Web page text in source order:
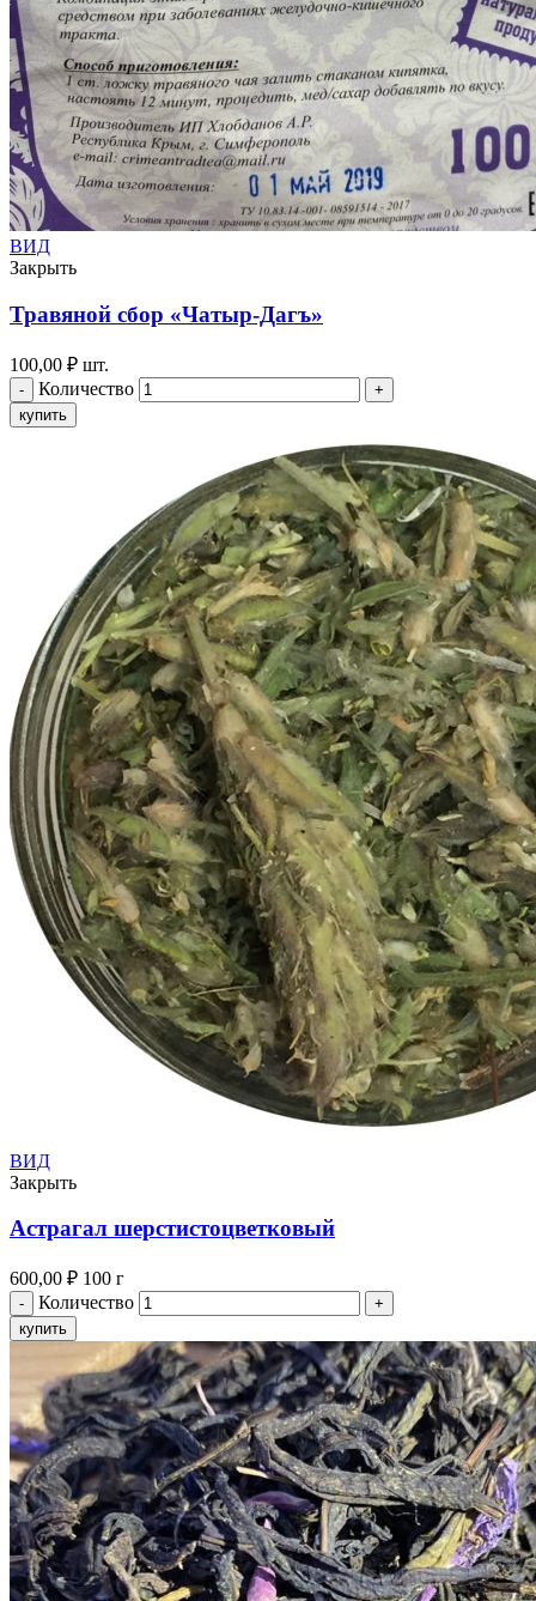
ВИД
Закрыть
Травяной сбор «Чатыр-Дагъ»
100,00 ₽ шт.
Количество
купить
ВИД
Закрыть
Астрагал шерстистоцветковый
600,00 ₽ 100 г
Количество
купить